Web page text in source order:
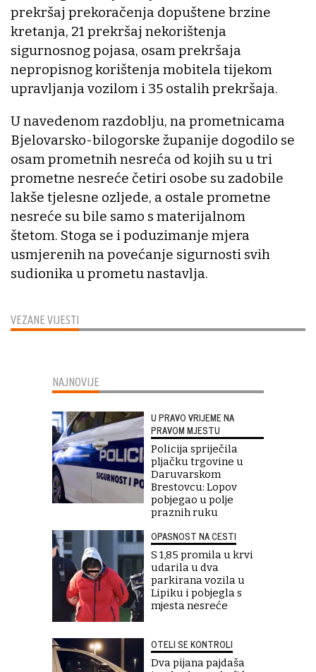
VEZANE VIJESTI
prekršaj prekoračenja dopuštene brzine
kretanja, 21 prekršaj nekorištenja
sigurnosnog pojasa, osam prekršaja
nepropisnog korištenja mobitela tijekom
upravljanja vozilom i 35 ostalih prekršaja.
U navedenom razdoblju, na prometnicama
Bjelovarsko-bilogorske županije dogodilo se
osam prometnih nesreća od kojih su u tri
prometne nesreće četiri osobe su zadobile
lakše tjelesne ozljede, a ostale prometne
nesreće su bile samo s materijalnom
štetom. Stoga se i poduzimanje mjera
usmjerenih na povećanje sigurnosti svih
sudionika u prometu nastavlja.
NAJNOVIJE
U PRAVO VRIJEME NA
PRAVOM MJESTU
Policija spriječila
pljačku trgovine u
Daruvarskom
Brestovcu: Lopov
pobjegao u polje
praznih ruku
OPASNOST NA CESTI
S 1,85 promila u krvi
udarila u dva
parkirana vozila u
Lipiku i pobjegla s
mjesta nesreće
OTELI SE KONTROLI
Dva pijana pajdaša